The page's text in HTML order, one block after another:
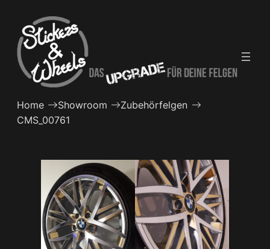
Inhalt
springen
Home Showroom
Zubehörfelgen
CMS_00761